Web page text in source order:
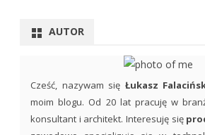
AUTOR
Cześć, nazywam się Łukasz
moim blogu. Od 20 lat pracuję w
konsultant i architekt. Interesuję się